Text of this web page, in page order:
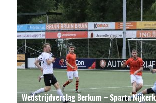
Wedstrijdverslag Berkum – Sparta Nijkerk